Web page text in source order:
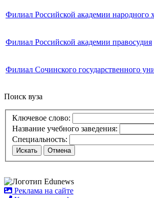
Филиал Российской академии
Филиал Российской академии правосудия
Филиал Сочинского государственного
Поиск вуза
Ключевое слово:
Название учебного заведения:
Специальность:
Искать Отмена
Реклама на сайте